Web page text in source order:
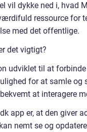
vil dykke ned i, hvad
ressource for
med det offentlige.
det vigtigt?
udviklet til at
for at samle
at interagere
app er, at den giver
nemt se og